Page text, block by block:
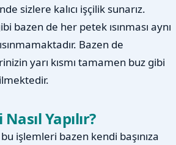
sizlere kalıcı işçilik sunarız.
de her petek ısınması aynı
Bazen de
yarı kısmı tamamen buz gibi
Yapılır?
işlemleri bazen kendi başınıza